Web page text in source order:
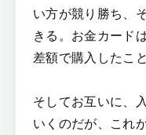
い方が競り勝ち、
きる。お金カード
差額で購入したこ
そしてお互いに、
いくのだが、これ